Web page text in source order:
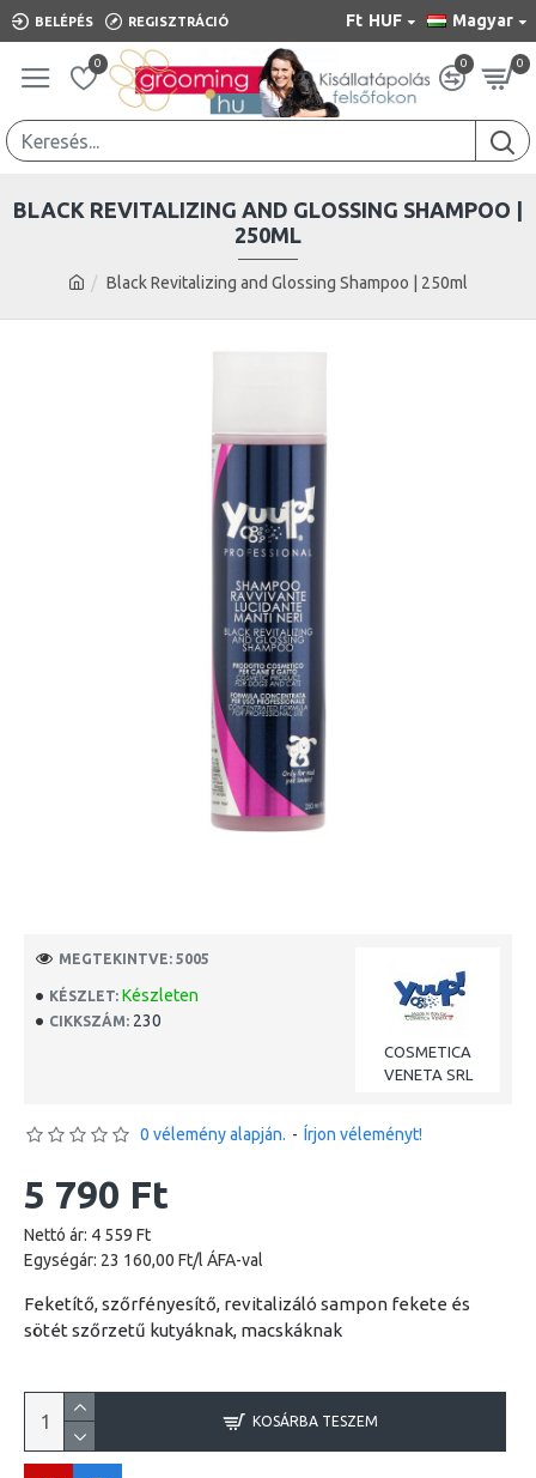
BELÉPÉS REGISZTRÁCIÓ Ft HUF Magyar
0 0 0
Black Revitalizing and Glossing Shampoo | 250ml
BLACK REVITALIZING AND GLOSSING SHAMPOO |
250ML
KÉSZLET: Készleten
CIKKSZÁM: 230
COSMETICA
VENETA SRL
MEGTEKINTVE: 5005
0 vélemény alapján. - Írjon véleményt!
5 790 Ft
Nettó ár: 4 559 Ft
Egységár: 23 160,00 Ft/l ÁFA-val
Feketítő, szőrfényesítő, revitalizáló sampon fekete és
sötét szőrzetű kutyáknak, macskáknak
KOSÁRBA TESZEM